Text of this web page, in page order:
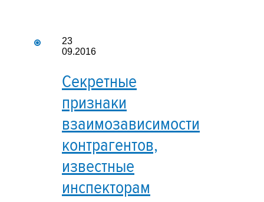
23
09.2016
Секретные
признаки
взаимозависимости
контрагентов,
известные
инспекторам